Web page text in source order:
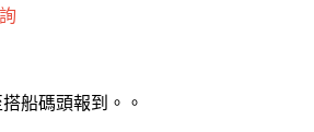
船碼頭報到。。